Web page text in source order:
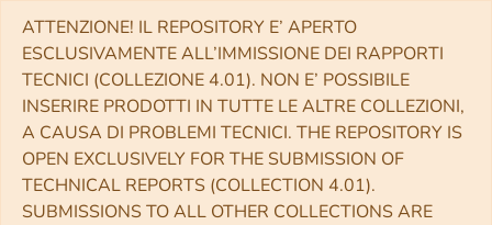
ATTENZIONE! IL REPOSITORY E’ APERTO
ESCLUSIVAMENTE ALL’IMMISSIONE DEI RAPPORTI
TECNICI (COLLEZIONE 4.01). NON E’ POSSIBILE
INSERIRE PRODOTTI IN TUTTE LE ALTRE COLLEZIONI,
A CAUSA DI PROBLEMI TECNICI. THE REPOSITORY IS
OPEN EXCLUSIVELY FOR THE SUBMISSION OF
TECHNICAL REPORTS (COLLECTION 4.01).
SUBMISSIONS TO ALL OTHER COLLECTIONS ARE